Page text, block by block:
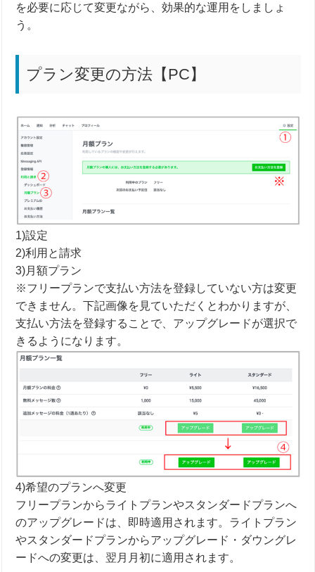
を必要に応じて変更ながら、効果的な運用をしましょ
う。
プラン変更の方法【PC】
1)設定
2)利用と請求
3)月額プラン
※フリープランで支払い方法を登録していない方は変更
できません。下記画像を見ていただくとわかりますが、
支払い方法を登録することで、アップグレードが選択で
きるようになります。
4)希望のプランへ変更
フリープランからライトプランやスタンダードプランへ
のアップグレードは、即時適用されます。ライトプラン
やスタンダードプランからアップグレード・ダウングレ
ードへの変更は、翌月月初に適用されます。